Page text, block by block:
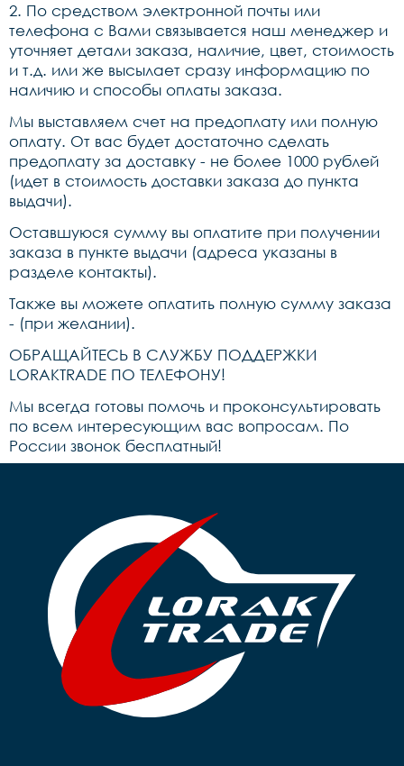
2. По средством электронной почты или
телефона с Вами связывается наш менеджер и
уточняет детали заказа, наличие, цвет, стоимость
и т.д. или же высылает сразу информацию по
наличию и способы оплаты заказа.
Мы выставляем счет на предоплату или полную
оплату. От вас будет достаточно сделать
предоплату за доставку - не более 1000 рублей
(идет в стоимость доставки заказа до пункта
выдачи).
Оставшуюся сумму вы оплатите при получении
заказа в пункте выдачи (адреса указаны в
разделе контакты).
Также вы можете оплатить полную сумму заказа
- (при желании).
ОБРАЩАЙТЕСЬ В СЛУЖБУ ПОДДЕРЖКИ
LORAKTRADE ПО ТЕЛЕФОНУ!
Мы всегда готовы помочь и проконсультировать
по всем интересующим вас вопросам. По
России звонок бесплатный!